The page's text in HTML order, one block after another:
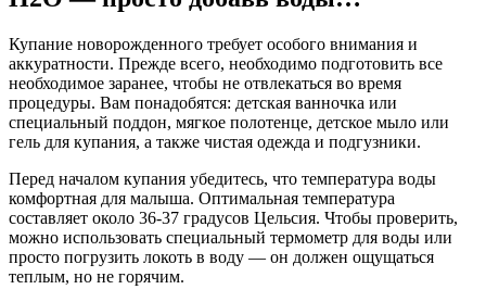
Купание новорожденного требует особого внимания и
аккуратности. Прежде всего, необходимо подготовить все
необходимое заранее, чтобы не отвлекаться во время
процедуры. Вам понадобятся: детская ванночка или
специальный поддон, мягкое полотенце, детское мыло или
гель для купания, а также чистая одежда и подгузники.
Перед началом купания убедитесь, что температура воды
комфортная для малыша. Оптимальная температура
составляет около 36-37 градусов Цельсия. Чтобы проверить,
можно использовать специальный термометр для воды или
просто погрузить локоть в воду — он должен ощущаться
теплым, но не горячим.